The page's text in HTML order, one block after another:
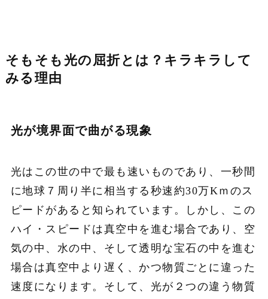
そもそも光の屈折とは？キラキラして
みる理由
光が境界面で曲がる現象
光はこの世の中で最も速いものであり、一秒間
に地球７周り半に相当する秒速約30万Kｍのス
ピードがあると知られています。しかし、この
ハイ・スピードは真空中を進む場合であり、空
気の中、水の中、そして透明な宝石の中を進む
場合は真空中より遅く、かつ物質ごとに違った
速度になります。そして、光が２つの違う物質